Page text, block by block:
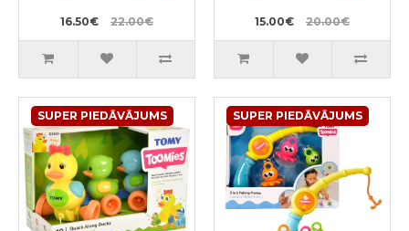
16.50€ 22.00€ 15.00€ 20.00€
SUPER PIEDĀVĀJUMS SUPER PIEDĀVĀJUMS